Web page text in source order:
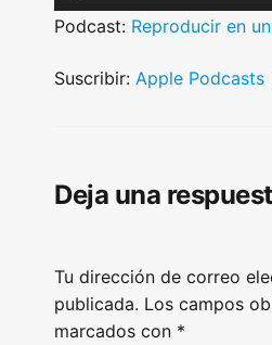
u
i
a
r
Podcast: Reproducir en
Suscribir: Apple Podcasts
Deja una
Tu dirección de correo
publicada. Los campos
marcados con *